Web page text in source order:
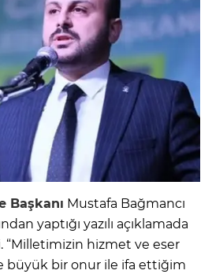
Başkanı Mustafa Bağmancı
yaptığı yazılı açıklamada
“Milletimizin hizmet ve eser
büyük bir onur ile ifa ettiğim